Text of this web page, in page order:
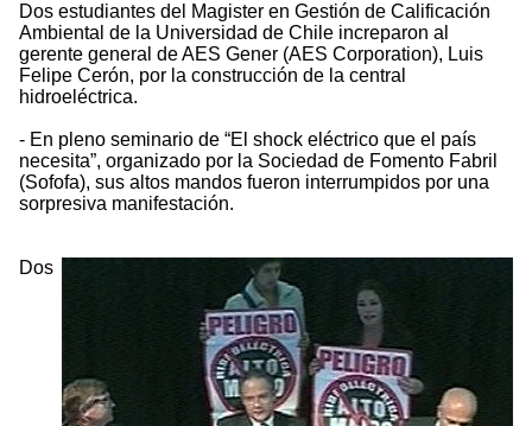
Dos estudiantes del Magister en Gestión de Calificación
Ambiental de la Universidad de Chile increparon al
gerente general de AES Gener (AES Corporation), Luis
Felipe Cerón, por la construcción de la central
hidroeléctrica.
- En pleno seminario de “El shock eléctrico que el país
necesita”, organizado por la Sociedad de Fomento Fabril
(Sofofa), sus altos mandos fueron interrumpidos por una
sorpresiva manifestación.
Dos